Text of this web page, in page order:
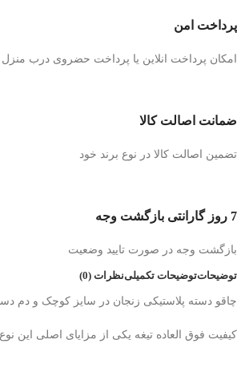
پرداخت امن
امکان پرداخت انلاین یا پرداخت حضروی درب منزل
ضمانت اصالت کالا
تضمین اصالت کالا در نوع برند خود
7 روز گارانتی بازگشت وجه
بازگشت وجه در صورت تایید وضعیت
توضیحاتتوضیحات تکمیلینظرات (0)
چاقو دسته پلاستیکی زنجان در سایز کوچک و دم
کیفیت فوق العاده تیغه یکی از مزایای اصلی این